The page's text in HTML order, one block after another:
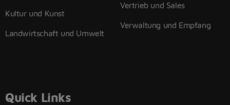
Kultur und Kunst
Landwirtschaft und Umwelt
Vertrieb und Sales
Verwaltung und Empfang
Quick Links